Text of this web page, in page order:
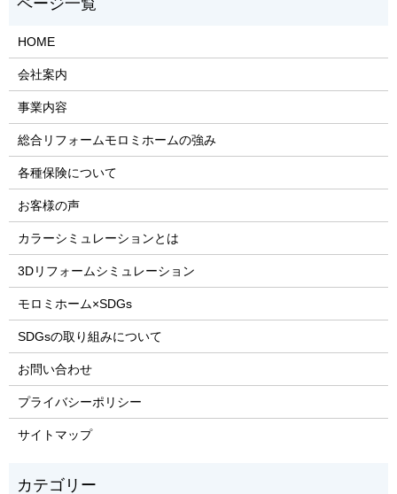
HOME
会社案内
事業内容
総合リフォームモロミホームの強み
各種保険について
お客様の声
カラーシミュレーションとは
3Dリフォームシミュレーション
モロミホーム×SDGs
SDGsの取り組みについて
お問い合わせ
プライバシーポリシー
サイトマップ